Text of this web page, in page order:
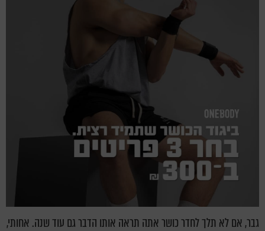
גבר, אם לא תלך לחדר כושר אתה תראה אותו הדבר גם עוד שנה. אחותי,